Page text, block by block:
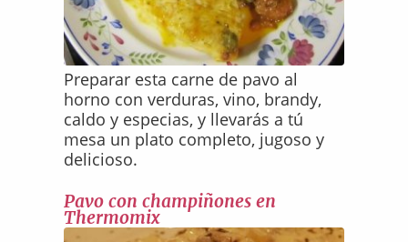
Preparar esta carne de pavo al
horno con verduras, vino, brandy,
caldo y especias, y llevarás a tú
mesa un plato completo, jugoso y
delicioso.
Pavo con champiñones en
Thermomix